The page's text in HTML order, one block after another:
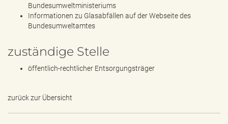
Bundesumweltministeriums
Informationen zu Glasabfällen auf der Webseite des
Bundesumweltamtes
zuständige Stelle
öffentlich-rechtlicher Entsorgungsträger
zurück zur Übersicht